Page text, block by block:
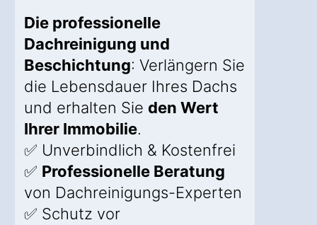
Die professionelle
Dachreinigung und
Beschichtung: Verlängern Sie
die Lebensdauer Ihres Dachs
und erhalten Sie den Wert
Ihrer Immobilie.
✅ Unverbindlich & Kostenfrei
✅ Professionelle Beratung
von Dachreinigungs-Experten
✅ Schutz vor